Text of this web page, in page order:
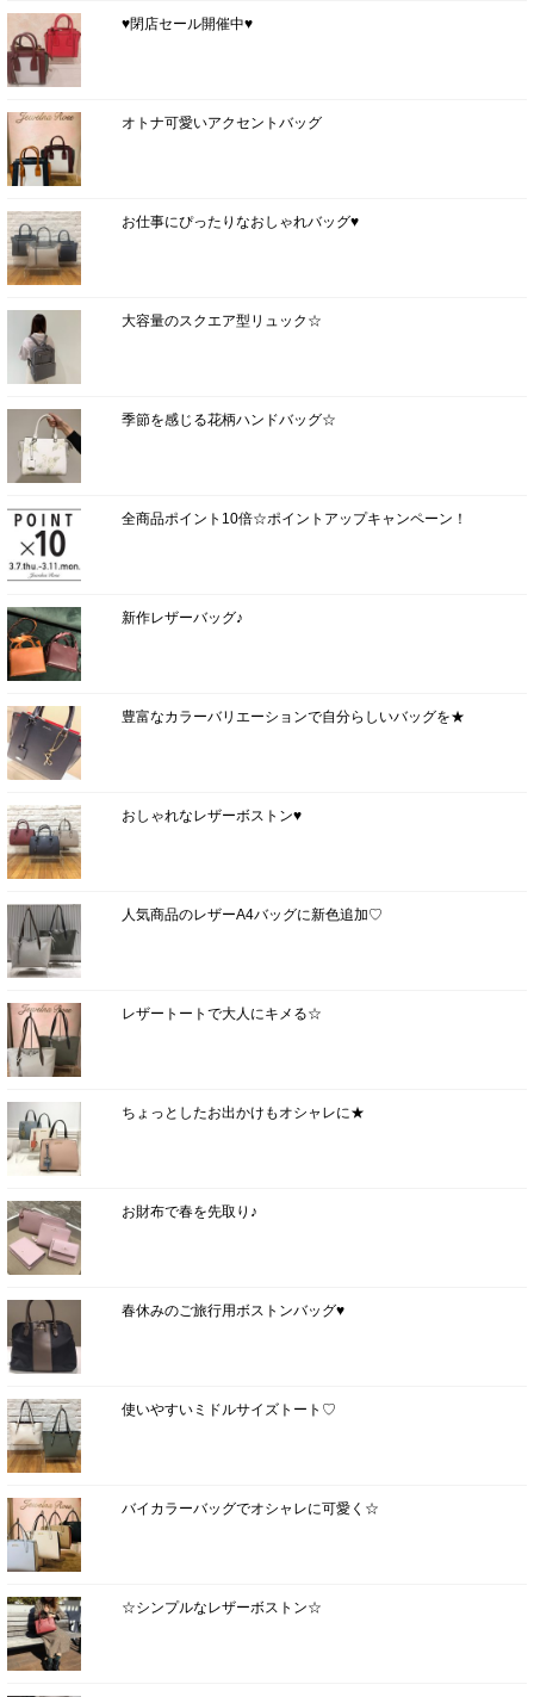
♥閉店セール開催中♥
オトナ可愛いアクセントバッグ
お仕事にぴったりなおしゃれバッグ♥
大容量のスクエア型リュック☆
季節を感じる花柄ハンドバッグ☆
全商品ポイント10倍☆ポイントアップキャンペーン！
新作レザーバッグ♪
豊富なカラーバリエーションで自分らしいバッグを★
おしゃれなレザーボストン♥
人気商品のレザーA4バッグに新色追加♡
レザートートで大人にキメる☆
ちょっとしたお出かけもオシャレに★
お財布で春を先取り♪
春休みのご旅行用ボストンバッグ♥
使いやすいミドルサイズトート♡
バイカラーバッグでオシャレに可愛く☆
☆シンプルなレザーボストン☆